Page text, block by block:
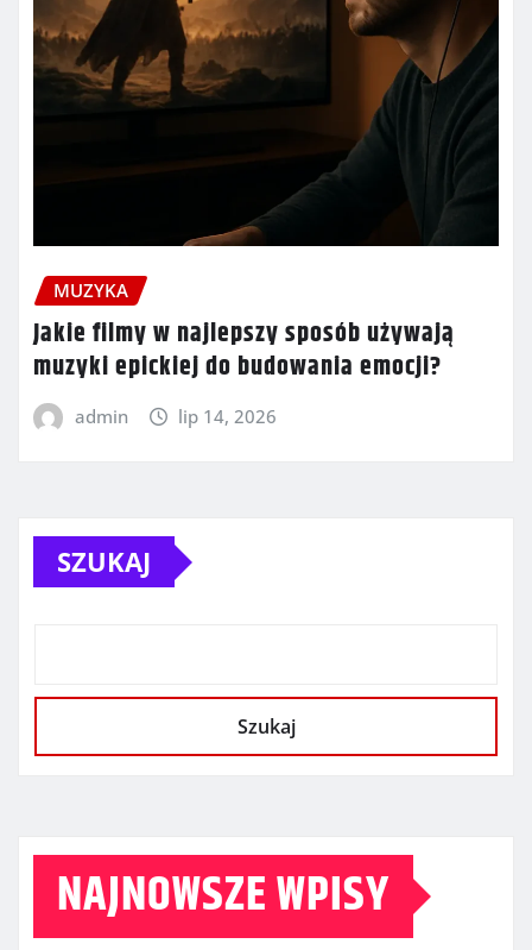
MUZYKA
Jakie filmy w najlepszy sposób używają
muzyki epickiej do budowania emocji?
admin lip 14, 2026
SZUKAJ
Szukaj
NAJNOWSZE WPISY